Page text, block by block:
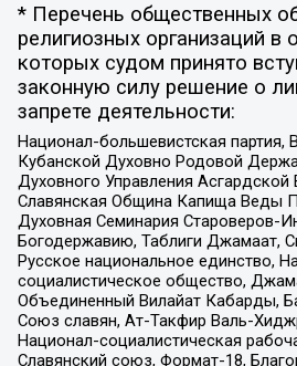
* Перечень общественных
религиозных организаций в
которых судом принято
законную силу решение о
запрете деятельности:
Национал-большевистская партия,
Кубанской Духовно Родовой
Духовного Управления Асгардской
Славянская Община Капища Веды
Духовная Семинария Староверов-
Богодержавию, Таблиги Джамаат,
Русское национальное единство,
социалистическое общество,
Объединенный Вилайат Кабарды,
Союз славян, Ат-Такфир Валь-
Национал-социалистическая
Славянский союз, Формат-18,